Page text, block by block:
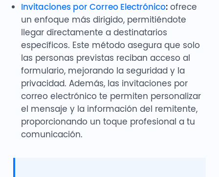
Invitaciones por Correo Electrónico:ofrece
un enfoque más dirigido, permitiéndote
llegar directamente a destinatarios
específicos. Este método asegura que solo
las personas previstas reciban acceso al
formulario, mejorando la seguridad y la
privacidad. Además, las invitaciones por
correo electrónico te permiten personalizar
el mensaje y la información del remitente,
proporcionando un toque profesional a tu
comunicación.